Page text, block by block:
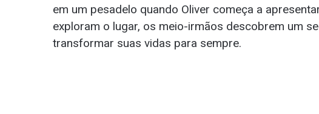
em um pesadelo quando Oliver começa a
exploram o lugar, os meio-irmãos descobrem um
transformar suas vidas para sempre.